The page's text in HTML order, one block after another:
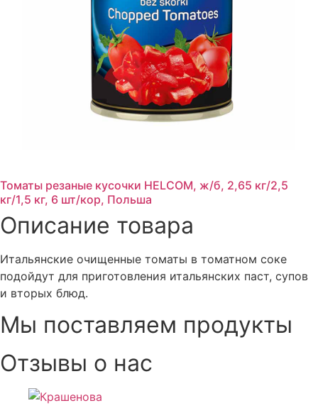
Томаты резаные кусочки HELCOM, ж/б, 2,65 кг/2,5
кг/1,5 кг, 6 шт/кор, Польша
Описание товара
Итальянские очищенные томаты в томатном соке
подойдут для приготовления итальянских паст, супов
и вторых блюд.
Мы поставляем продукты
Отзывы о нас